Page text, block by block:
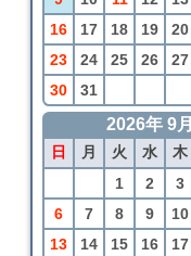
16
17 18 19 20
23
24 25 26 27
30
31
2026年 9月
日 月 火 水 木
1
2 3
6
7 8 9 10
13
14 15 16 17